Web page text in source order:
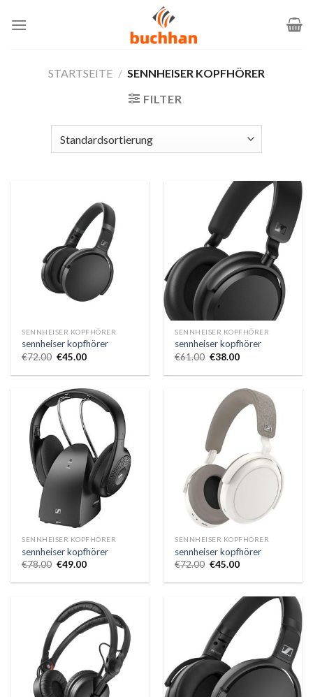
Inhalt
STARTSEITE / SENNHEISER KOPFHÖRER
FILTER
SENNHEISER KOPFHÖRER
sennheiser kopfhörer
€72.00 €45.00
SENNHEISER KOPFHÖRER
sennheiser kopfhörer
€61.00 €38.00
SENNHEISER KOPFHÖRER
sennheiser kopfhörer
€78.00 €49.00
SENNHEISER KOPFHÖRER
sennheiser kopfhörer
€72.00 €45.00